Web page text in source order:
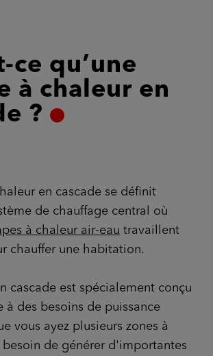
ce qu’une
à chaleur en
?
en cascade se définit
de chauffage central où
à chaleur air-eau travaillent
chauffer une habitation.
cascade est spécialement conçu
à des besoins de puissance
vous ayez plusieurs zones à
besoin de générer d'importantes